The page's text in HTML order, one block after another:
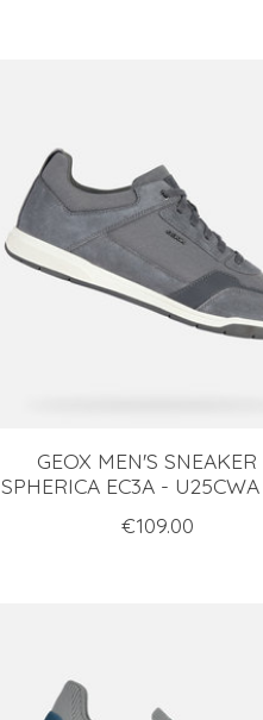
GEOX MEN'S SNEAKER
SPHERICA EC3A - U25CWA
€109.00